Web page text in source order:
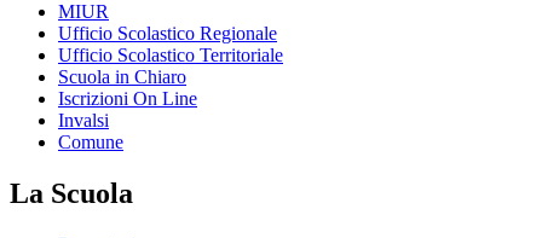
MIUR
Ufficio Scolastico Regionale
Ufficio Scolastico Territoriale
Scuola in Chiaro
Iscrizioni On Line
Invalsi
Comune
La Scuola